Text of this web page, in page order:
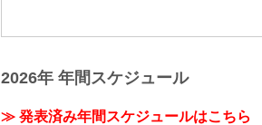
2026年 年間スケジュール
≫ 発表済み年間スケジュールはこちら